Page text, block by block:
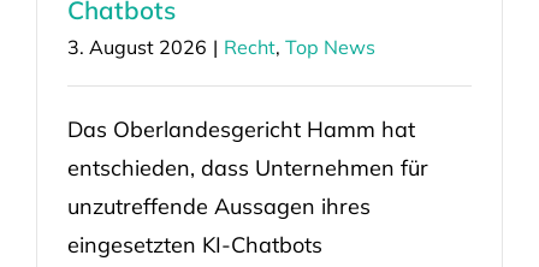
Chatbots
3. August 2026 | Recht, Top News
Das Oberlandesgericht Hamm hat
entschieden, dass Unternehmen für
unzutreffende Aussagen ihres
eingesetzten KI-Chatbots